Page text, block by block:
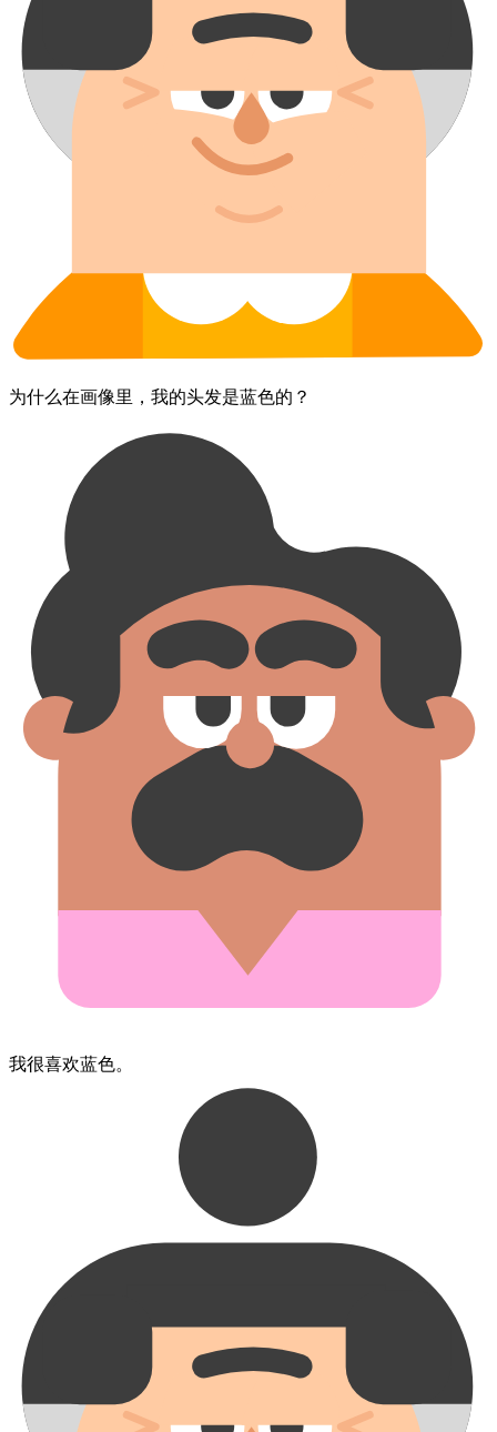
为什么​在画像里，​我的​头发​是​蓝色的？
我​很喜欢​蓝色。